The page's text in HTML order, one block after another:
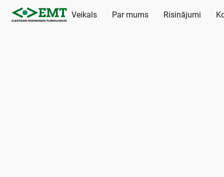
Veikals Par mums Risinājumi